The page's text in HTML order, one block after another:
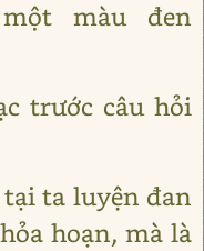
màu đen
trước câu hỏi
ta luyện đan
hoạn, mà là